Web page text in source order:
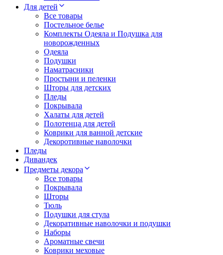
Для детей
Все товары
Постельное белье
Комплекты Одеяла и Подушка для
новорожденных
Одеяла
Подушки
Наматрасники
Простыни и пеленки
Шторы для детских
Пледы
Покрывала
Халаты для детей
Полотенца для детей
Коврики для ванной детские
Декоротивные наволочки
Пледы
Дивандек
Предметы декора
Все товары
Покрывала
Шторы
Тюль
Подушки для стула
Декоративные наволочки и подушки
Наборы
Ароматные свечи
Коврики меховые